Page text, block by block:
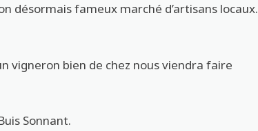
désormais fameux marché d’artisans locaux.
vigneron bien de chez nous viendra faire
Sonnant.